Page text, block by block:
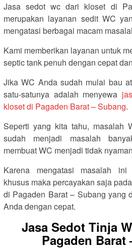
Jasa sedot wc dari kloset di
merupakan layanan sedit WC
mengatasi berbagai macam
Kami memberikan layanan untuk
septic tank penuh dengan cepat
Jika WC Anda sudah mulai bau
satu-satunya adalah menyewa
kloset di Pagaden Barat – Subang.
Seperti yang kita tahu, masalah
sudah menjadi masalah
membuat WC menjadi tidak
Karena mengatasi masalah ini
khusus maka percayakan saja pada
di Pagaden Barat – Subang yang
Anda dengan cepat.
Jasa Sedot Tinja
Pagaden Barat